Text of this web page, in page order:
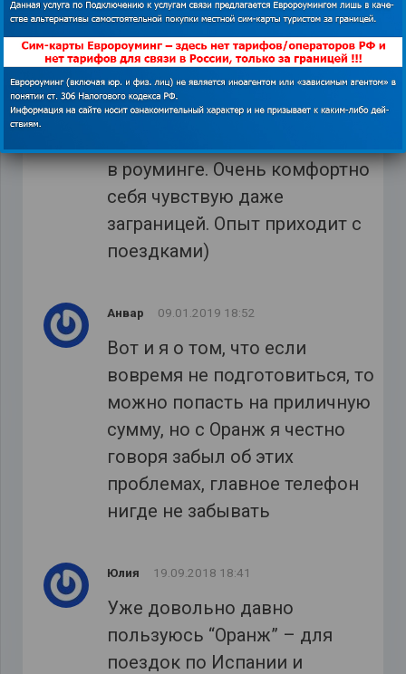
выгодные
Василий 11.01.2019 18:55
Отличная статья, я уже давно
в роуминге. Очень комфортно
себя чувствую даже
заграницей. Опыт приходит с
поездками)
Анвар 09.01.2019 18:52
Вот и я о том, что если
вовремя не подготовиться, то
можно попасть на приличную
сумму, но с Оранж я честно
говоря забыл об этих
проблемах, главное телефон
нигде не забывать
Юлия 19.09.2018 18:41
Уже довольно давно
пользуюсь “Оранж” – для
поездок по Испании и